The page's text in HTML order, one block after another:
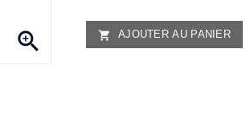
  AJOUTER AU PANIER